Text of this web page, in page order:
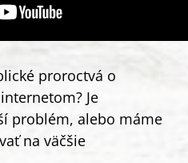
proroctvá o
Je
problém, alebo máme
na väčšie